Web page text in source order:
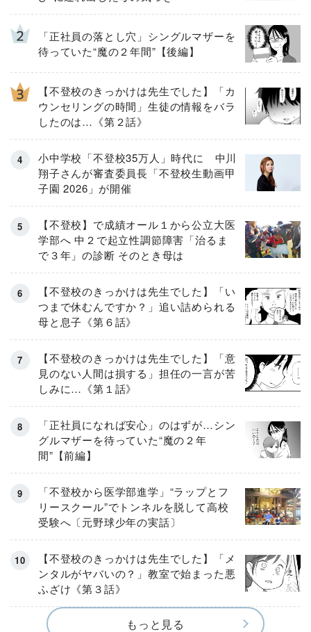
「正社員の落とし穴」シングルマザーを
待っていた“魔の２年間”【後編】
【不登校のきっかけは先生でした】「カ
ウンセリングの時間」生徒の情報をバラ
したのは…《第２話》
小中学校「不登校35万人」時代に 中川
翔子さんが審査委員長「不登校生動画甲
子園 2026」が開催
【不登校】で成績オール１から公立大医
学部へ 中２で起立性調節障害「治るま
で３年」の診断 そのとき母は
【不登校のきっかけは先生でした】「い
つまで休むんですか？」追い詰められる
母と息子《第６話》
【不登校のきっかけは先生でした】「意
見のない人間は損する」担任の一言が苦
しみに…《第１話》
「正社員になれば安心」のはずが…シン
グルマザーを待っていた“魔の２年
間”【前編】
「不登校から医学部進学」“ラップとフ
リースクール”でトンネルを脱して高校
受験へ〔元野球少年の実話〕
【不登校のきっかけは先生でした】「メ
ンタルがヤバいの？」教室で始まった悪
ふざけ《第３話》
もっと見る